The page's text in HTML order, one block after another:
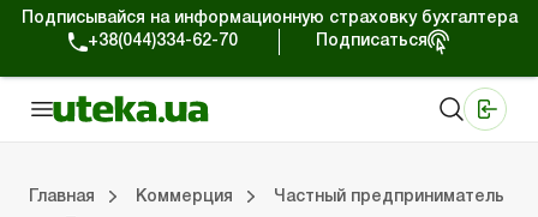
Подписывайся на информационную страховку бухгалтера
+38(044)334-62-70
Подписаться
Главная Коммерция
Частный предприниматель